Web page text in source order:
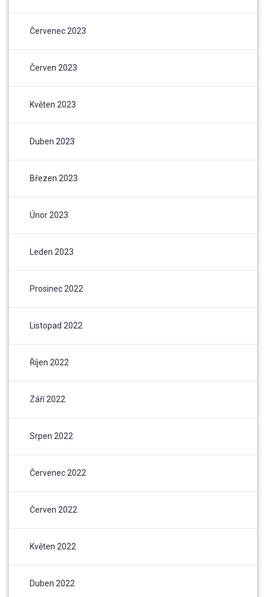
Červenec 2023
Červen 2023
Květen 2023
Duben 2023
Březen 2023
Únor 2023
Leden 2023
Prosinec 2022
Listopad 2022
Říjen 2022
Září 2022
Srpen 2022
Červenec 2022
Červen 2022
Květen 2022
Duben 2022